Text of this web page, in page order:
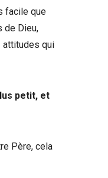
facile que
de Dieu,
attitudes qui
petit, et
Père, cela